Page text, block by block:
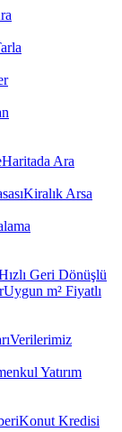
Haritada Ara
Kiralık Arsa
Geri Dönüşlü
Uygun m² Fiyatlı
Verilerimiz
Yatırım
Konut Kredisi